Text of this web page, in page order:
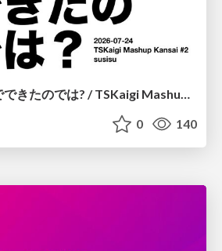
これって Effect でできたのでは? / TSKaigi Mashup Kansai #2
0 140